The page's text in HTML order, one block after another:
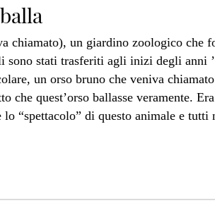
chiamato), un giardino zoologico che
stati trasferiti agli inizi degli anni
un orso bruno che veniva
che quest’orso ballasse veramente.
“spettacolo” di questo animale e tutti